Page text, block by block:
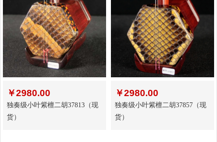
￥2980.00
独奏级小叶紫檀二胡37813（现
货）
￥2980.00
独奏级小叶紫檀二胡37857（现
货）